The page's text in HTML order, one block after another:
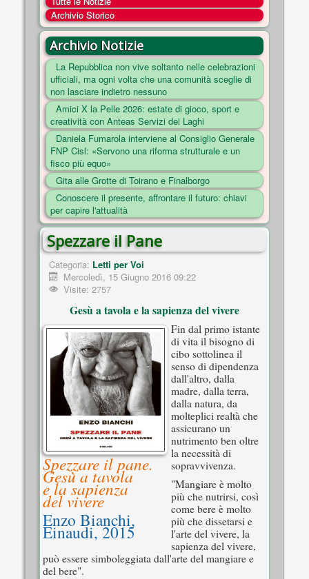
COSA FACCIAMO
ENTI
NOTIZIE
ESSENZIALI
MAPPA DEL SITO
CONVENZIONI
FOTO
SOCIAL
Archivio Storico
Archivio Notizie
La Repubblica non vive soltanto nelle celebrazioni
ufficiali, ma ogni volta che una comunità sceglie di
non lasciare indietro nessuno
Amici X la Pelle 2026: estate di gioco, sport e
creatività con Anteas Servizi dei Laghi
Daniela Fumarola interviene al Consiglio Generale
FNP Cisl: «Servono una riforma strutturale e un
fisco più equo»
Gita alle Grotte di Toirano e Finalborgo
Conoscere il presente, affrontare il futuro: chiavi
per capire l'attualità
Spezzare il Pane
Categoria: Letti per Voi
Mercoledì, 15 Giugno 2016 09:22
Visite: 2757
Gesù a tavola e la sapienza del vivere
Spezzare il pane.
Gesù a tavola
e la sapienza
del vivere
Enzo Bianchi,
Einaudi, 2015
Fin dal primo istante
di vita il bisogno di
cibo sottolinea il
senso di dipendenza
dall'altro, dalla
madre, dalla terra,
dalla natura, da
molteplici realtà che
assicurano un
nutrimento ben oltre
la necessità di
sopravvivenza.
"Mangiare è molto
più che nutrirsi, così
come bere è molto
più che dissetarsi e
l'arte del vivere, la
sapienza del vivere,
può essere simboleggiata dall'arte del mangiare e
del bere".